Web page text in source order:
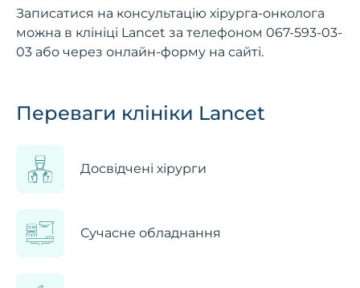
Записатися на консультацію хірурга-онколога
можна в клініці Lancet за телефоном 067-593-03-
03 або через онлайн-форму на сайті.
Переваги клініки Lancet
Досвідчені хірурги
Сучасне обладнання